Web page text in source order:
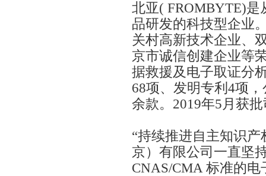
北亚( FROMBYTE)
品研发的科技型企业
关村高新技术企业、
京市诚信创建企业等
据救援及电子取证分
68项、发明专利4项
余款。2019年5月获
“持续推进自主知识
京）有限公司一直坚
CNAS/CMA 标准的